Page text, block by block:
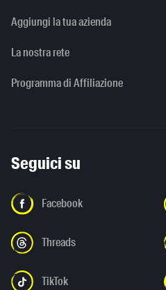
Aggiungi la tua azienda
La nostra rete
Programma di Affiliazione
Seguici su
Facebook
Threads
TikTok